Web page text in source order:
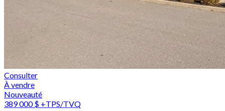
Consulter
À vendre
Nouveauté
389 000 $ +TPS/TVQ